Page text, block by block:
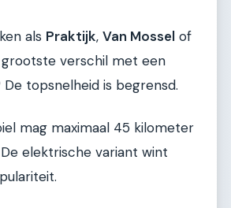
als Praktijk, Van Mossel of
verschil met een
topsnelheid is begrensd.
mag maximaal 45 kilometer
elektrische variant wint